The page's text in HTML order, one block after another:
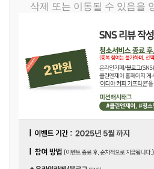
삭제 또는 이동될 수 있음을